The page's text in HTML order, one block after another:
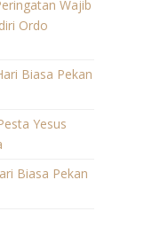
Wajib
Ordo
Biasa Pekan
Yesus
Biasa Pekan